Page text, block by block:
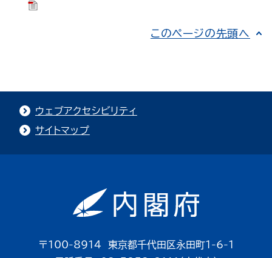
このページの先頭へ
ウェブアクセシビリティ
サイトマップ
〒100-8914 東京都千代田区永田町1-6-1